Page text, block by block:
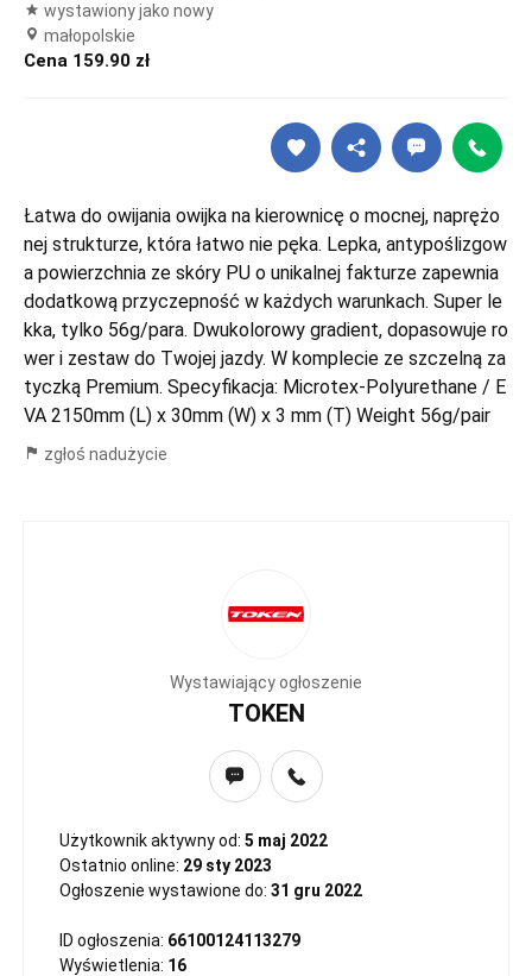
wystawiony jako nowy
małopolskie
Cena 159.90 zł
Łatwa do owijania owijka na kierownicę o mocnej, naprężo
nej strukturze, która łatwo nie pęka. Lepka, antypoślizgow
a powierzchnia ze skóry PU o unikalnej fakturze zapewnia
dodatkową przyczepność w każdych warunkach. Super le
kka, tylko 56g/para. Dwukolorowy gradient, dopasowuje ro
wer i zestaw do Twojej jazdy. W komplecie ze szczelną za
tyczką Premium. Specyfikacja: Microtex-Polyurethane / E
VA 2150mm (L) x 30mm (W) x 3 mm (T) Weight 56g/pair
zgłoś nadużycie
Wystawiający ogłoszenie
TOKEN
Użytkownik aktywny od: 5 maj 2022
Ostatnio online: 29 sty 2023
Ogłoszenie wystawione do: 31 gru 2022
ID ogłoszenia: 66100124113279
Wyświetlenia: 16